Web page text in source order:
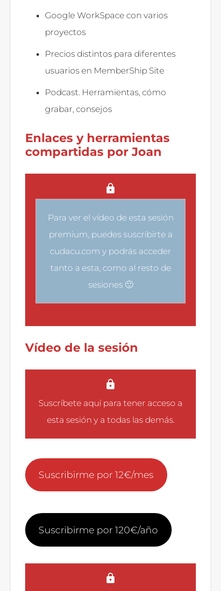
Google WorkSpace con varios
proyectos
Precios distintos para diferentes
usuarios en MemberShip Site
Podcast. Herramientas, cómo
grabar, consejos
Enlaces y herramientas
compartidas por Joan
Para ver el vídeo de esta sesión
premium, puedes suscribirte a
cudacu.com y podrás acceder
tanto a esta, como al resto de
sesiones 🙂
Vídeo de la sesión
Suscríbete aquípara tener acceso a
esta sesión y a todas las demás.
Suscribirme por 12€/mes
Suscribirme por 120€/año